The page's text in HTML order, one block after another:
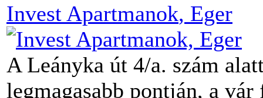
Invest Apartmanok, Eger
A Leányka út 4/a. szám
legmagasabb pontján, a